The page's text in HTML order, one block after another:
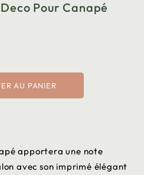
Pour Canapé
AU PANIER
apportera une note
avec son imprimé élégant